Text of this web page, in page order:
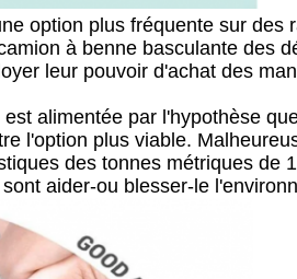
option plus fréquente sur
à benne basculante des
leur pouvoir d'achat des
alimentée par l'hypothèse
l'option plus viable.
des tonnes métriques de
aider-ou blesser-le